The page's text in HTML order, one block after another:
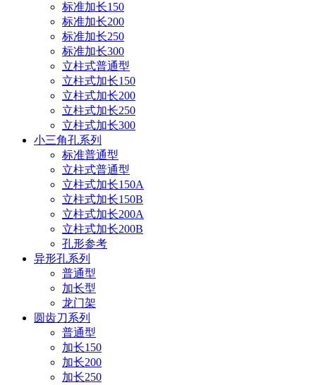
标准加长150
标准加长200
标准加长250
标准加长300
立柱式普通型
立柱式加长150
立柱式加长200
立柱式加长250
立柱式加长300
小三角孔系列
标准普通型
立柱式普通型
立柱式加长150A
立柱式加长150B
立柱式加长200A
立柱式加长200B
孔形参考
异形孔系列
普通型
加长型
龙门架
圆齿刀系列
普通型
加长150
加长200
加长250